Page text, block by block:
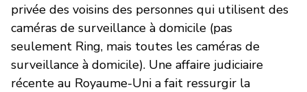
privée des voisins des personnes qui utilisent des
caméras de surveillance à domicile (pas
seulement Ring, mais toutes les caméras de
surveillance à domicile). Une affaire judiciaire
récente au Royaume-Uni a fait ressurgir la